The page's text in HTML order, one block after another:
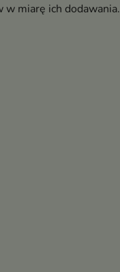
miarę ich dodawania.